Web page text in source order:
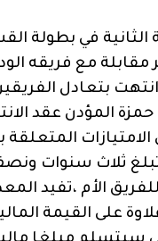
الثانية في بطولة
مع فريقه
بتعادل
المؤدن عقد
المتعلقة
ثلاث سنوات
الأم ،تفيد
على القيمة